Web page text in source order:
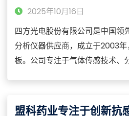
2025年10月16日
四方光电股份有限公司是中国领
分析仪器供应商，成立于2003
板。公司专注于气体传感技术、
TDLAS、电化学等原理的气体传
盟科药业专注于创新抗